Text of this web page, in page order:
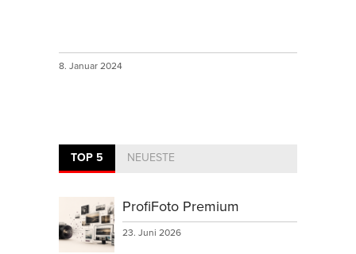
8. Januar 2024
TOP 5 NEUESTE
ProfiFoto Premium
23. Juni 2026